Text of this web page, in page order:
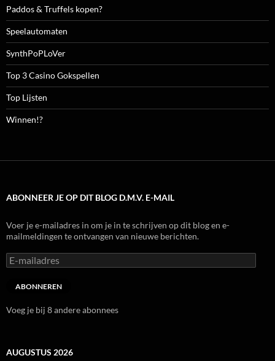
Paddos & Truffels kopen?
Speelautomaten
SynthPoPLoVer
Top 3 Casino Gokspellen
Top Lijsten
Winnen!?
ABONNEER JE OP DIT BLOG D.M.V. E-MAIL
Voer je e-mailadres in om je in te schrijven op dit blog en e-
mailmeldingen te ontvangen van nieuwe berichten.
E-
mailadres
ABONNEREN
Voeg je bij 8 andere abonnees
AUGUSTUS 2026